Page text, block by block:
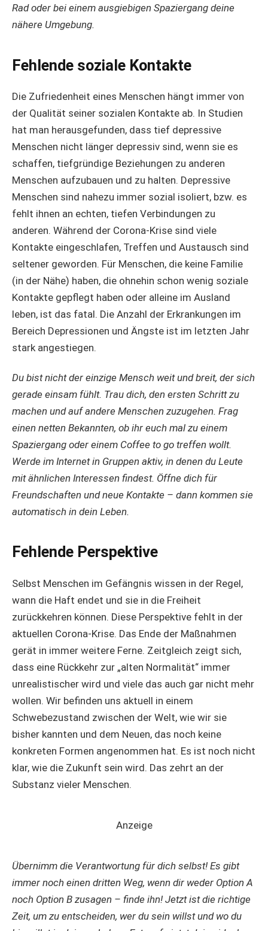
Rad oder bei einem ausgiebigen Spaziergang deine
nähere Umgebung.
Fehlende soziale Kontakte
Die Zufriedenheit eines Menschen hängt immer von
der Qualität seiner sozialen Kontakte ab. In Studien
hat man herausgefunden, dass tief depressive
Menschen nicht länger depressiv sind, wenn sie es
schaffen, tiefgründige Beziehungen zu anderen
Menschen aufzubauen und zu halten. Depressive
Menschen sind nahezu immer sozial isoliert, bzw. es
fehlt ihnen an echten, tiefen Verbindungen zu
anderen. Während der Corona-Krise sind viele
Kontakte eingeschlafen, Treffen und Austausch sind
seltener geworden. Für Menschen, die keine Familie
(in der Nähe) haben, die ohnehin schon wenig soziale
Kontakte gepflegt haben oder alleine im Ausland
leben, ist das fatal. Die Anzahl der Erkrankungen im
Bereich Depressionen und Ängste ist im letzten Jahr
stark angestiegen.
Du bist nicht der einzige Mensch weit und breit, der sich
gerade einsam fühlt. Trau dich, den ersten Schritt zu
machen und auf andere Menschen zuzugehen. Frag
einen netten Bekannten, ob ihr euch mal zu einem
Spaziergang oder einem Coffee to go treffen wollt.
Werde im Internet in Gruppen aktiv, in denen du Leute
mit ähnlichen Interessen findest. Öffne dich für
Freundschaften und neue Kontakte – dann kommen sie
automatisch in dein Leben.
Fehlende Perspektive
Selbst Menschen im Gefängnis wissen in der Regel,
wann die Haft endet und sie in die Freiheit
zurückkehren können. Diese Perspektive fehlt in der
aktuellen Corona-Krise. Das Ende der Maßnahmen
gerät in immer weitere Ferne. Zeitgleich zeigt sich,
dass eine Rückkehr zur „alten Normalität“ immer
unrealistischer wird und viele das auch gar nicht mehr
wollen. Wir befinden uns aktuell in einem
Schwebezustand zwischen der Welt, wie wir sie
bisher kannten und dem Neuen, das noch keine
konkreten Formen angenommen hat. Es ist noch nicht
klar, wie die Zukunft sein wird. Das zehrt an der
Substanz vieler Menschen.
Anzeige
Übernimm die Verantwortung für dich selbst! Es gibt
immer noch einen dritten Weg, wenn dir weder Option A
noch Option B zusagen – finde ihn! Jetzt ist die richtige
Zeit, um zu entscheiden, wer du sein willst und wo du